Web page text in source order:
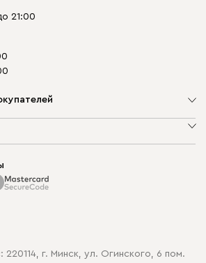
21:00
обработки cookie
г. Минск, ул. Огинского, 6 пом.